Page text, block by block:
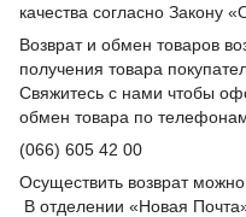
качества согласно Закону
Возврат и обмен товаров
получения товара
Свяжитесь с нами чтобы
обмен товара по
(066) 605 42 00
Осуществить возврат
В отделении «Новая